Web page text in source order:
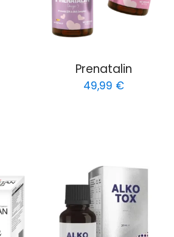
Prenatalin
49,99 €